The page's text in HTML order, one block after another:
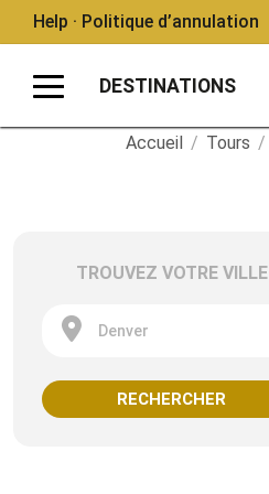
Help · Politique d’annulation
DESTINATIONS
Accueil / Tours /
TROUVEZ VOTRE VILLE
Denver
RECHERCHER